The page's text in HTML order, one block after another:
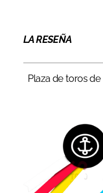
LA RESEÑA
Plaza de toros de